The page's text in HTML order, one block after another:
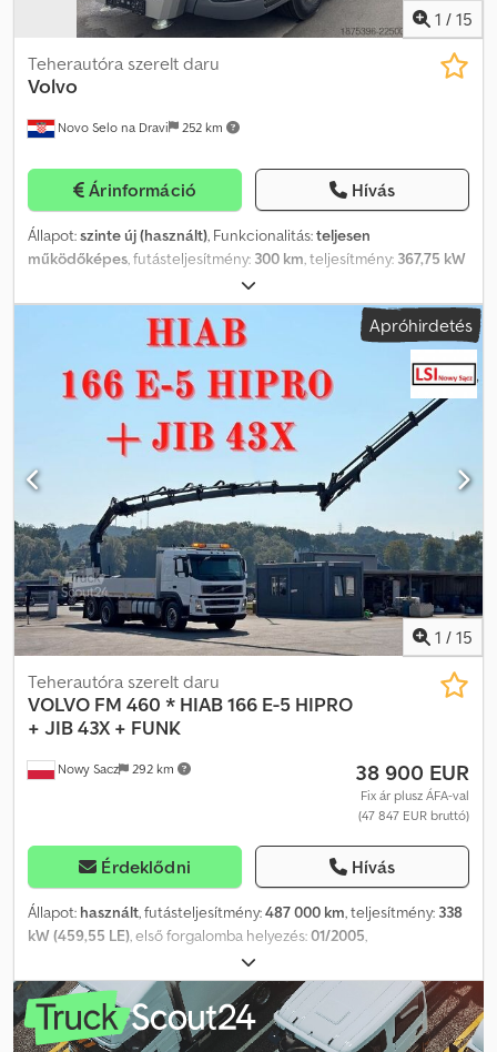
1 / 15
Novo Selo na Dravi 252 km
Teherautóra szerelt daru
Volvo
Árinformáció Hívás
Állapot:szinte új (használt), Funkcionalitás:teljesen
működőképes , futásteljesítmény: 300 km , teljesítmény: 367,75 kW
, első forgalomba helyezés:
32 000 kg, szín:ezüst, vezetőfülke:nappali fülke, Gyártási év:2026,
, Felszereltség: daru
, VOLVO FH 500 8x4 – Fassi
F1450 • Ár: a WhatsApp-on keresztül lekérdezhető • Első
forgalomba helyezés: ÚJ – 2026 • Futásteljesítmény: 500 km •
Hajtás: 8x4 • Saját tömeg: 31 870 kg • Tengelytáv: 1995 / 2905 / 1370
mm • Méretek (H × Sz × M): 9900 × 2550 × 4000 mm •
Tengelyterhelés: 9000 / 9000 / 13000 / 13000 kg • Felépítmény:
Fassi F1450-8, JIB L826-tal, csörlővel és elülső támasztóval •
Rakfelület: 4100 mm + 1200 mm Dodpfx Aezrzlpjm Aock •
Elérhetőség: azonnal
Apróhirdetés
1 / 15
Nowy Sacz 292 km
Teherautóra szerelt daru
VOLVO FM 460 * HIAB 166 E-5 HIPRO
+ JIB 43X + FUNK
38 900 EUR
Fix ár plusz ÁFA-val
(47 847 EUR bruttó)
Érdeklődni Hívás
Állapot: használt, futásteljesítmény:487 000 km, teljesítmény: 338
kW (459,55 LE), első forgalomba helyezés:01/2005,
, össztömeg:
3 tengely, szín:fehér, hajtástípus:automata, raktér hossza:6 700
mm, rakodótér szélesség: 2 520 mm , raktérmagasság: 600 mm,
Gyártási év:2005, Felszereltség:ABS, daru, légkondicionálás,